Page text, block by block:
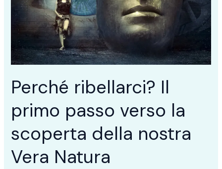
Perché ribellarci? Il
primo passo verso la
scoperta della nostra
Vera Natura
passo
verso
scoperta
della
nostra
Vera
Natura